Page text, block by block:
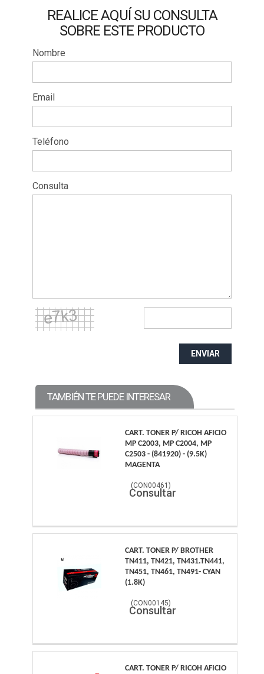
REALICE AQUÍ SU CONSULTA
SOBRE ESTE PRODUCTO
Nombre
Email
Teléfono
Consulta
ENVIAR
TAMBIÉN TE PUEDE INTERESAR
CART. TONER P/ RICOH AFICIO
MP C2003, MP C2004, MP
C2503 - (841920) - (9.5K)
MAGENTA
(CON00461 )
Consultar
CART. TONER P/ BROTHER
TN411, TN421, TN431.TN441,
TN451, TN461, TN491- CYAN
(1.8K)
(CON00145)
Consultar
CART. TONER P/ RICOH AFICIO